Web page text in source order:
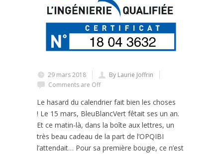
29 mars 2018
By Laurie Joffrin
Comments are Off
Le hasard du calendrier fait bien les choses
! Le 15 mars, BleuBlancVert fêtait ses un an.
Et ce matin-là, dans la boîte aux lettres, un
très beau cadeau de la part de l’OPQIBI
l’attendait… Pour sa première bougie, ce n’est